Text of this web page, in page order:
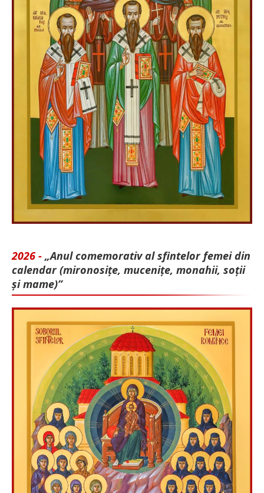
2026 - „Anul comemorativ al sfintelor femei din
calendar (mironosițe, mu­cenițe, monahii, soții
și mame)”